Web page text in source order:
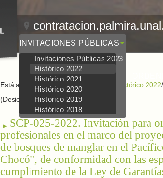
INVITACIONES PÚBLICAS
Invitaciones Públicas 2023
Histórico 2022
Histórico 2021
Histórico 2020
Histórico 2019
Histórico 2018
Está aquí: Inicio / Invitaciones Públicas Histórico 2022/
(Desierta)
SCP-025-2022. Invitación para
profesionales en el marco del
de bosques de manglar en el
Chocó", de conformidad con las
cumplimiento de la Ley de